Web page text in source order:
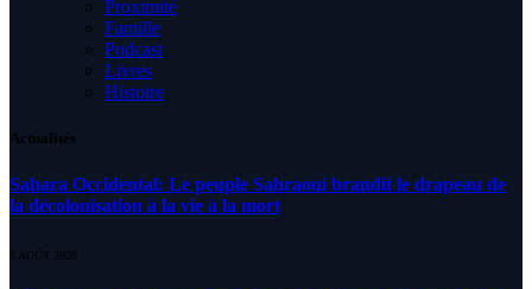
Proximité
Famille
Podcast
Livres
Histoire
Actualités
Sahara Occidental: Le peuple Sahraoui brandit le drapeau de
la décolonisation à la vie à la mort
8 AOÛT 2026